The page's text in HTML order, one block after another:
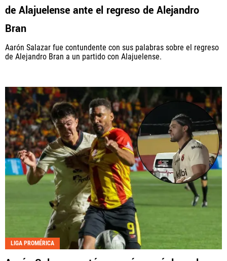
de Alajuelense ante el regreso de Alejandro
Bran
Aarón Salazar fue contundente con sus palabras sobre el regreso
de Alejandro Bran a un partido con Alajuelense.
LIGA PROMÉRICA